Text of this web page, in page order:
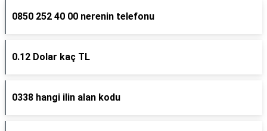
0850 252 40 00 nerenin telefonu
0.12 Dolar kaç TL
0338 hangi ilin alan kodu